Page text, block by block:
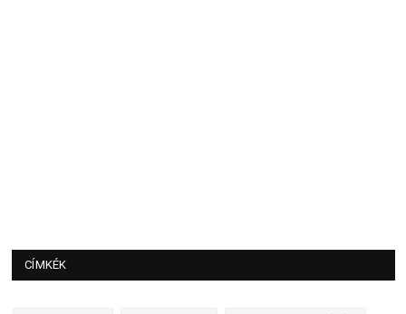
CÍMKÉK